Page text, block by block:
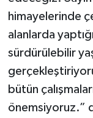
himayelerinde
alanlarda
sürdürülebilir
bütün
önemsiyoruz.”